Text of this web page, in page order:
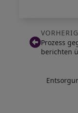
Prozess
berichten